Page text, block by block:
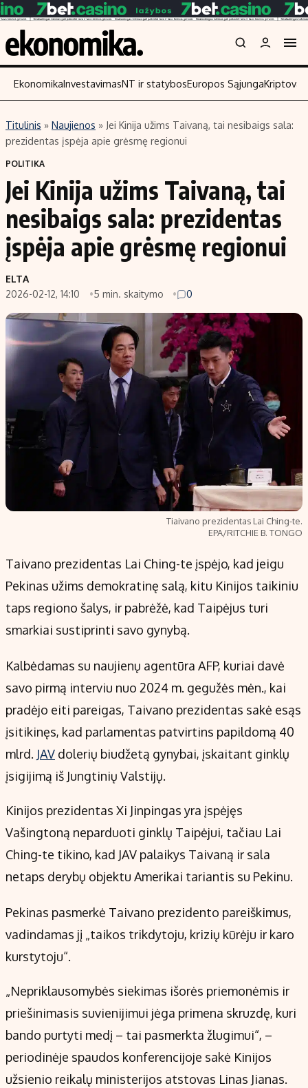
Turinys
Naujienos
Aplinka
Verslas
Energetika
Ekonomika
NT ir statybos
Skaitykite
Įmonės
Žemės ūkis
Technologijos
Laisvalaikis
Populiarios temos
Investavimas
Akcijų rinka
Saulės elektrinės
Kriptovaliutos
Infliacija
Titulinis
Nedarbo išmokos skaičiuoklė
Indėliai
Indėlių skaičiuoklė
Būsto finansai
Įdomios naujienos
Redakcija
Redakcijos politika
Privatumo politika
Turinio žymėjimo taisyklės
Kontaktai
Indėlių palūkanos
EkonomikaInvestavimasNT ir statybosEuropos Sąjunga
Titulinis » Naujienos » Jei Kinija užims Taivaną, tai nesibaigs sala:
prezidentas įspėja apie grėsmę regionui
POLITIKA
Jei Kinija užims Taivaną, tai
nesibaigs sala: prezidentas
įspėja apie grėsmę regionui
ELTA
2026-02-12, 14:10
5 min. skaitymo 0
Tiaivano prezidentas Lai Ching-te.
EPA/RITCHIE B. TONGO
Taivano prezidentas Lai Ching-te įspėjo, kad jeigu
Pekinas užims demokratinę salą, kitu Kinijos taikiniu
taps regiono šalys, ir pabrėžė, kad Taipėjus turi
smarkiai sustiprinti savo gynybą.
Kalbėdamas su naujienų agentūra AFP, kuriai davė
savo pirmą interviu nuo 2024 m. gegužės mėn., kai
pradėjo eiti pareigas, Taivano prezidentas sakė esąs
įsitikinęs, kad parlamentas patvirtins papildomą 40
mlrd. JAV dolerių biudžetą gynybai, įskaitant ginklų
įsigijimą iš Jungtinių Valstijų.
Kinijos prezidentas Xi Jinpingas yra įspėjęs
Vašingtoną neparduoti ginklų Taipėjui, tačiau Lai
Ching-te tikino, kad JAV palaikys Taivaną ir sala
netaps derybų objektu Amerikai tariantis su Pekinu.
Pekinas pasmerkė Taivano prezidento pareiškimus,
vadindamas jį „taikos trikdytoju, krizių kūrėju ir karo
kurstytoju“.
„Nepriklausomybės siekimas išorės priemonėmis ir
priešinimasis suvienijimui jėga primena skruzdę, kuri
bando purtyti medį – tai pasmerkta žlugimui“, –
periodinėje spaudos konferencijoje sakė Kinijos
užsienio reikalų ministerijos atstovas Linas Jianas.